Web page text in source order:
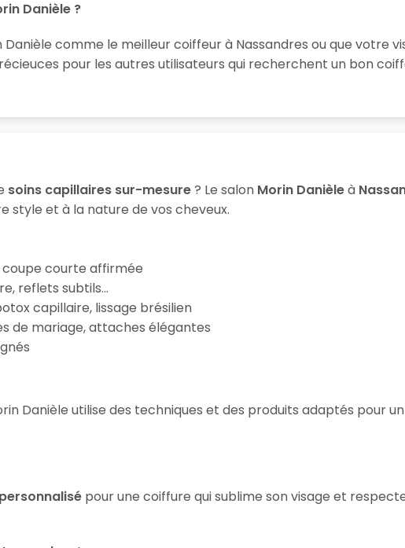
Danièle ?
comme le meilleur coiffeur à Nassandres ou que votre
pour les autres utilisateurs qui recherchent un bon
soins capillaires sur-mesure? Le salon Morin Danièleà
style et à la nature de vos cheveux.
coupe courte affirmée
reflets subtils…
capillaire, lissage brésilien
de mariage, attaches élégantes
Danièle utilise des techniques et des produits adaptés pour
pour une coiffure qui sublime son visage et